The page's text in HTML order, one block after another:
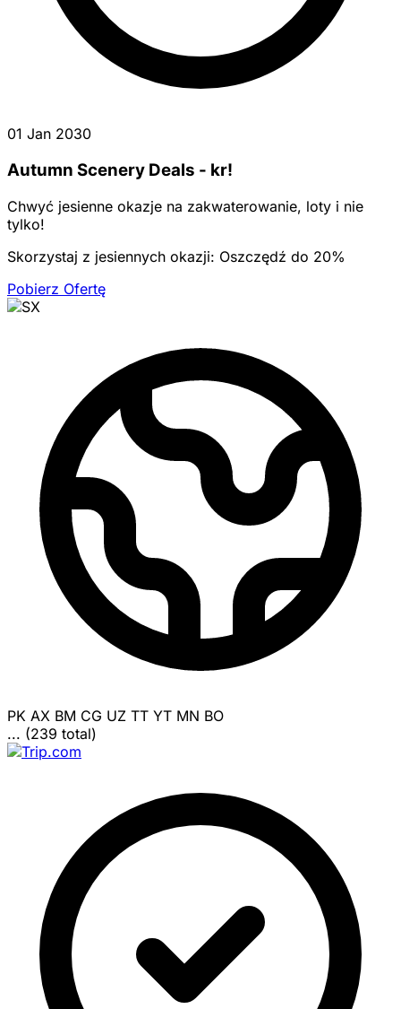
01 Jan 2030
Autumn Scenery Deals - kr!
Chwyć jesienne okazje na zakwaterowanie, loty i nie
tylko!
Skorzystaj z jesiennych okazji: Oszczędź do 20%
Pobierz Ofertę
PK AX BM CG UZ TT YT MN BO
... (239 total)